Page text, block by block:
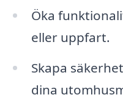
Öka
eller uppfart.
Skapa
dina